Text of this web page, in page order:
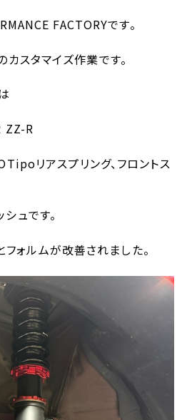
FACTORYです。
スタマイズ作業です。
ZZ-R
リアスプリング、フロントス
ュです。
ォルムが改善されました。